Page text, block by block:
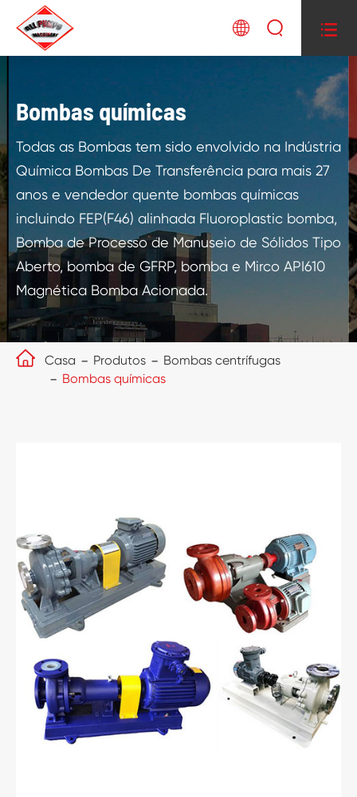
  
Bombas químicas
Todas as Bombas tem sido envolvido na Indústria
Química Bombas De Transferência para mais 27
anos e vendedor quente bombas químicas
incluindo FEP(F46) alinhada Fluoroplastic bomba,
Bomba de Processo de Manuseio de Sólidos Tipo
Aberto, bomba de GFRP, bomba e Mirco API610
Magnética Bomba Acionada.
 Casa Produtos
Bombas centrífugas
Bombas químicas